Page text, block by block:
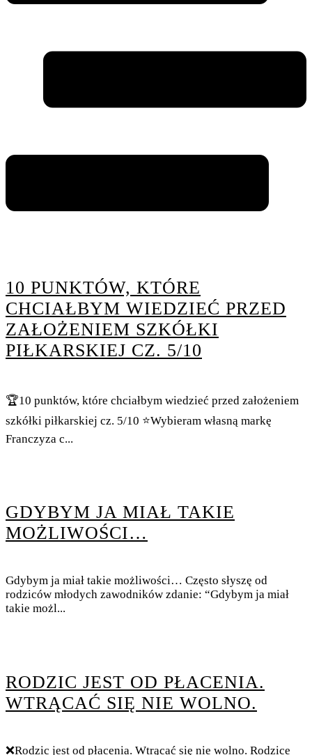
10 PUNKTÓW, KTÓRE
CHCIAŁBYM WIEDZIEĆ PRZED
ZAŁOŻENIEM SZKÓŁKI
PIŁKARSKIEJ CZ. 5/10
🏆10 punktów, które chciałbym wiedzieć przed założeniem
szkółki piłkarskiej cz. 5/10 ⭐Wybieram własną markę
Franczyza c...
GDYBYM JA MIAŁ TAKIE
MOŻLIWOŚCI…
Gdybym ja miał takie możliwości… Często słyszę od
rodziców młodych zawodników zdanie: “Gdybym ja miał
takie możl...
RODZIC JEST OD PŁACENIA.
WTRĄCAĆ SIĘ NIE WOLNO.
❌Rodzic jest od płacenia. Wtrącać się nie wolno. Rodzice